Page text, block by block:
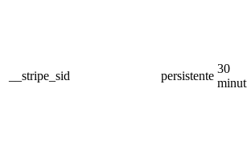
__stripe_sid persistente
30